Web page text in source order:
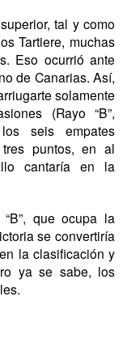
tal y como
Tartiere, muchas
Eso ocurrió ante
de Canarias. Así,
solamente
(Rayo “B”,
seis empates
puntos, en al
cantaría en la
que ocupa la
se convertiría
la clasificación y
ya se sabe, los